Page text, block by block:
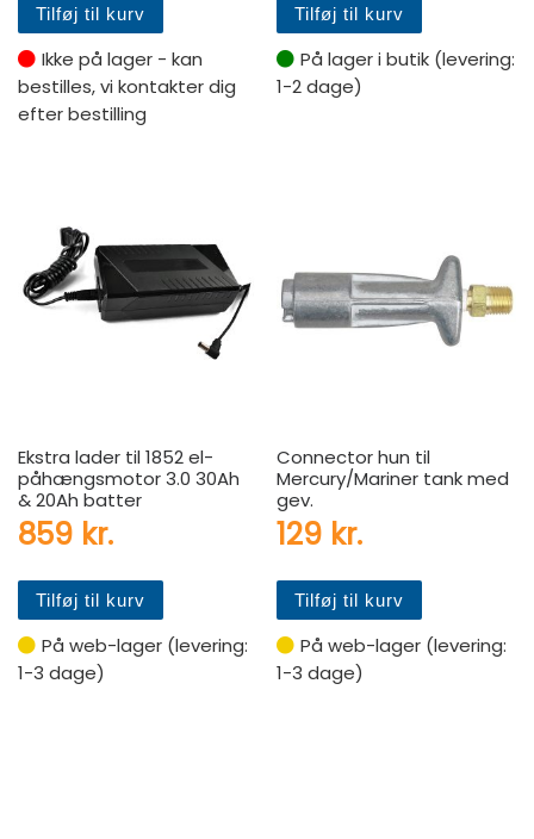
Tilføj til kurv
Ikke på lager - kan
bestilles, vi kontakter dig
efter bestilling
Tilføj til kurv
På lager i butik (levering:
1-2 dage)
Ekstra lader til 1852 el-
påhængsmotor 3.0 30Ah
& 20Ah batter
859 kr.
Tilføj til kurv
På web-lager (levering:
1-3 dage)
Connector hun til
Mercury/Mariner tank med
gev.
129 kr.
Tilføj til kurv
På web-lager (levering:
1-3 dage)